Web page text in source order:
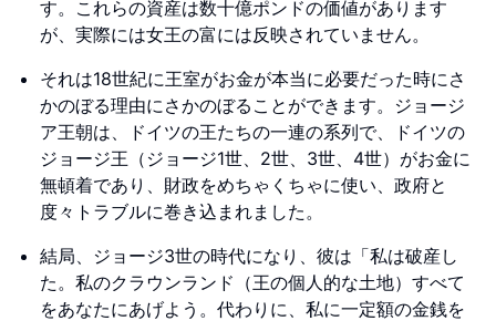
す。これらの資産は数十億ポンドの価値があります
が、実際には女王の富には反映されていません。
それは18世紀に王室がお金が本当に必要だった時にさ
かのぼる理由にさかのぼることができます。ジョージ
ア王朝は、ドイツの王たちの一連の系列で、ドイツの
ジョージ王（ジョージ1世、2世、3世、4世）がお金に
無頓着であり、財政をめちゃくちゃに使い、政府と
度々トラブルに巻き込まれました。
結局、ジョージ3世の時代になり、彼は「私は破産し
た。私のクラウンランド（王の個人的な土地）すべて
をあなたにあげよう。代わりに、私に一定額の金銭を